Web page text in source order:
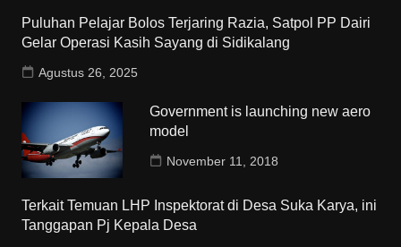
Puluhan Pelajar Bolos Terjaring Razia, Satpol PP Dairi
Gelar Operasi Kasih Sayang di Sidikalang
Agustus 26, 2025
Government is launching new aero
model
November 11, 2018
Terkait Temuan LHP Inspektorat di Desa Suka Karya, ini
Tanggapan Pj Kepala Desa